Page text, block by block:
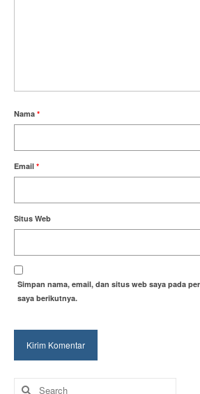
Nama *
Email *
Situs Web
Simpan nama, email, dan situs web saya pada
saya berikutnya.
Search